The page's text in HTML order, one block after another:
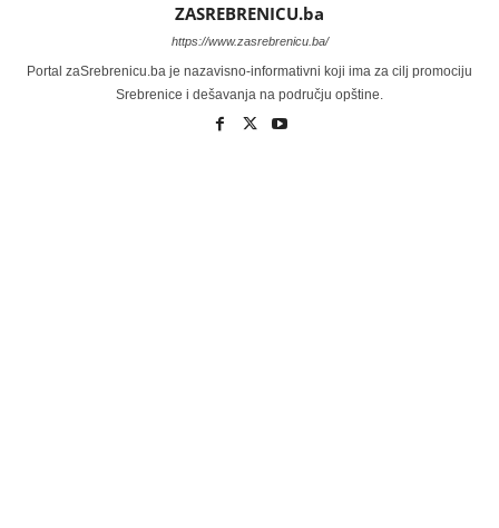
ZASREBRENICU.ba
https://www.zasrebrenicu.ba/
Portal zaSrebrenicu.ba je nazavisno-informativni koji ima za cilj promociju
Srebrenice i dešavanja na području opštine.